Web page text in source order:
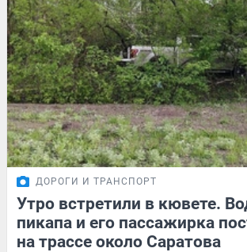
ДОРОГИ И ТРАНСПОРТ
Утро встретили в кювете.
пикапа и его пассажирка
на трассе около Саратова